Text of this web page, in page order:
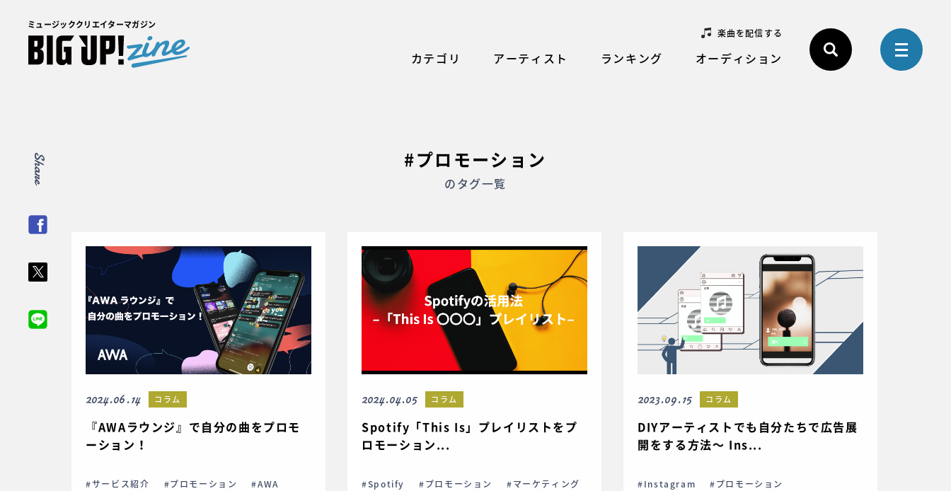
ミュージッククリエイターマガジン
楽曲を配信する
カテゴリ アーティスト ランキング オーディション
Share
#プロモーション
のタグ一覧
2024.06.14 コラム
『AWAラウンジ』で自分の曲をプロモ
ーション！
#サービス紹介 #プロモーション #AWA
2024.04.05 コラム
Spotify「This Is」プレイリストをプ
ロモーション...
#Spotify #プロモーション #マーケティング
2023.09.15 コラム
DIYアーティストでも自分たちで広告展
開をする方法〜 Ins...
#Instagram
#プロモーション